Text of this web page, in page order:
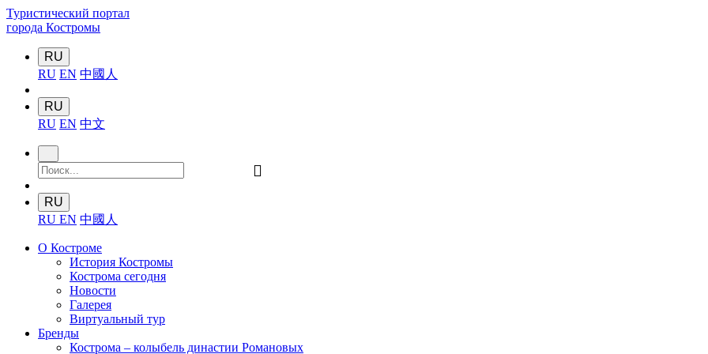
Туристический портал
города Костромы
RU
RU EN 中國人
RU
RU EN 中文
󰍉
RU
RU EN 中國人
О Костроме
История Костромы
Кострома сегодня
Новости
Галерея
Виртуальный тур
Бренды
Кострома – колыбель династии Романовых